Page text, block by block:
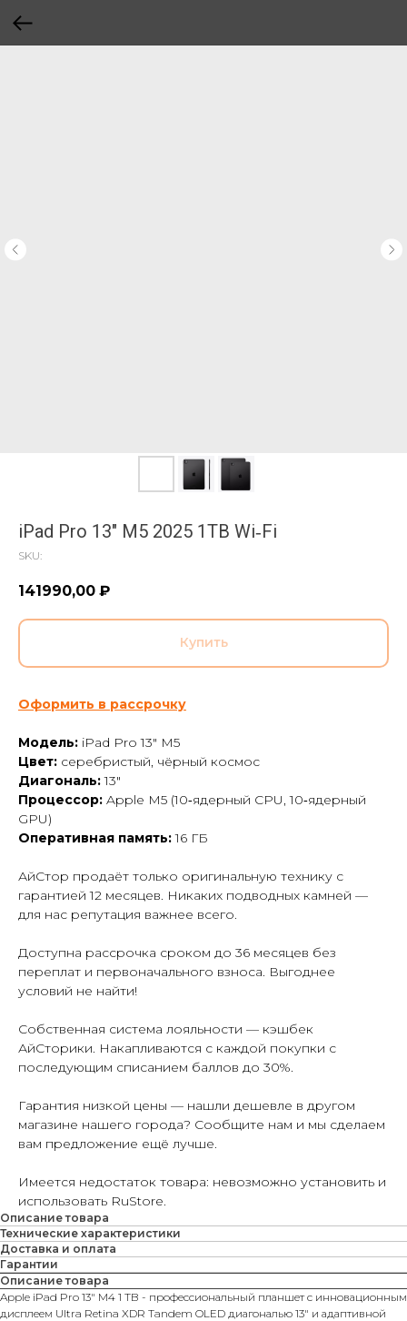
iPad Pro 13" M5 2025 1TB Wi‑Fi
SKU:
141990,00 ₽
Купить
Оформить в рассрочку
Модель: iPad Pro 13" M5
Цвет: серебристый, чёрный космос
Диагональ:13"
Процессор: Apple M5 (10‑ядерный CPU, 10‑ядерный
GPU)
Оперативная память:16 ГБ
АйСтор продаёт только оригинальную технику с
гарантией 12 месяцев. Никаких подводных камней —
для нас репутация важнее всего.
Доступна рассрочка сроком до 36 месяцев без
переплат и первоначального взноса. Выгоднее
условий не найти!
Собственная система лояльности — кэшбек
АйСторики. Накапливаются с каждой покупки с
последующим списанием баллов до 30%.
Гарантия низкой цены — нашли дешевле в другом
магазине нашего города? Сообщите нам и мы сделаем
вам предложение ещё лучше.
Имеется недостаток товара: невозможно установить и
использовать RuStore.
Описание товара
Технические характеристики
Доставка и оплата
Гарантии
Описание товара
Apple iPad Pro 13" M4 1 TB - профессиональный планшет с инновационным
дисплеем Ultra Retina XDR Tandem OLED диагональю 13″ и адаптивной